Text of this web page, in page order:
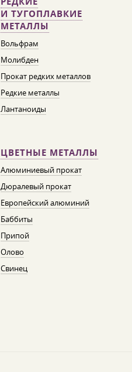
И ТУГОПЛАВКИЕ
МЕТАЛЛЫ
Вольфрам
Молибден
Прокат редких металлов
Редкие металлы
Лантаноиды
ЦВЕТНЫЕ МЕТАЛЛЫ
Алюминиевый прокат
Дюралевый прокат
Европейский алюминий
Баббиты
Припой
Олово
Свинец